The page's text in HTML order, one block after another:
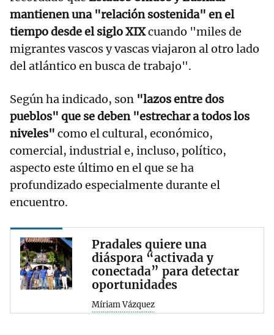
mantienen una "relación sostenida" en el
tiempo desde el siglo XIXcuando "miles de
migrantes vascos y vascas viajaron al otro lado
del atlántico en busca de trabajo".
Según ha indicado, son "lazos entre dos
pueblos" que se deben "estrechar a todos los
niveles" como el cultural, económico,
comercial, industrial e, incluso, político,
aspecto este último en el que se ha
profundizado especialmente durante el
encuentro.
Pradales quiere una
diáspora “activada y
conectada” para detectar
oportunidades
Míriam Vázquez